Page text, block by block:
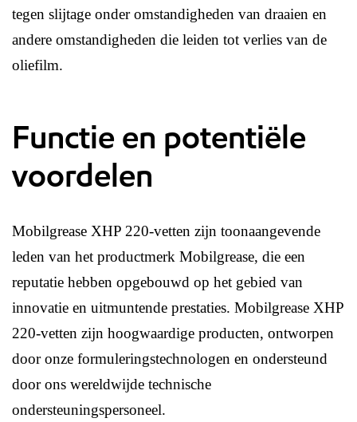
tegen slijtage onder omstandigheden van draaien en
andere omstandigheden die leiden tot verlies van de
oliefilm.
Functie en potentiële
voordelen
Mobilgrease XHP 220-vetten zijn toonaangevende
leden van het productmerk Mobilgrease, die een
reputatie hebben opgebouwd op het gebied van
innovatie en uitmuntende prestaties. Mobilgrease XHP
220-vetten zijn hoogwaardige producten, ontworpen
door onze formuleringstechnologen en ondersteund
door ons wereldwijde technische
ondersteuningspersoneel.